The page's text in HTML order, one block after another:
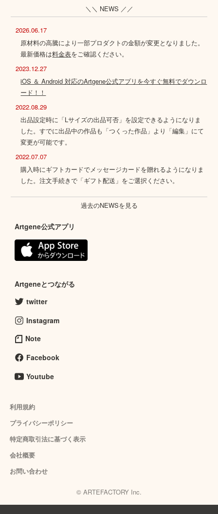
＼＼ NEWS ／／
2026.06.17
原材料の高騰により一部プロダクトの金額が変更となりました。
最新価格は料金表をご確認ください。
2023.12.27
iOS ＆ Android 対応のArtgene公式アプリを今すぐ無料でダウンロ
ード！！
2022.08.29
出品設定時に「Lサイズの出品可否」を設定できるようになりま
した。すでに出品中の作品も「つくった作品」より「編集」にて
変更が可能です。
2022.07.07
購入時にギフトカードでメッセージカードを贈れるようになりま
した。注文手続きで「ギフト配送」をご選択ください。
過去のNEWSを見る
Artgene公式アプリ
Artgeneとつながる
twitter
Instagram
Note
Facebook
Youtube
利用規約
プライバシーポリシー
特定商取引法に基づく表示
会社概要
お問い合わせ
© ARTEFACTORY Inc.